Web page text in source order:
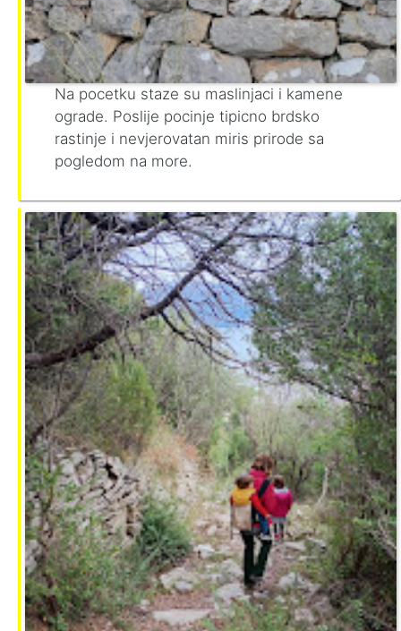
Na pocetku staze su maslinjaci i kamene
ograde. Poslije pocinje tipicno brdsko
rastinje i nevjerovatan miris prirode sa
pogledom na more.